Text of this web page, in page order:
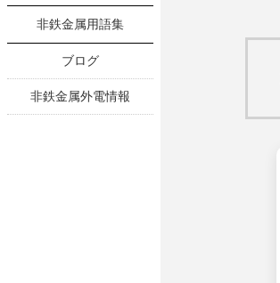
非鉄金属用語集
ブログ
非鉄金属外電情報